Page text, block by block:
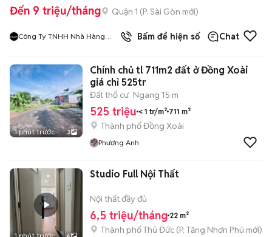
Đến 9 triệu/tháng Quận 1 (P. Sài Gòn mới)
Công Ty TNHH Nhà Hàng
9đã bán
Bấm để hiện số Chat
1 phút trước 3
Chính chủ tl 711m2 đất ở Đồng Xoài
giá chỉ 525tr
Đất thổ cư Ngang 15 m
525 triệu < 1 tr/m² 711 m²
Thành phố Đồng Xoài
Phương Anh
Studio Full Nội Thất
Nội thất đầy đủ
6,5 triệu/tháng 22 m²
Thành phố Thủ Đức (P. Tăng Nhơn Phú mới)